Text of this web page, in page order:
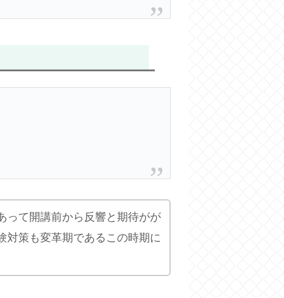
って開講前から反響と期待がが
対策も変革期であるこの時期に